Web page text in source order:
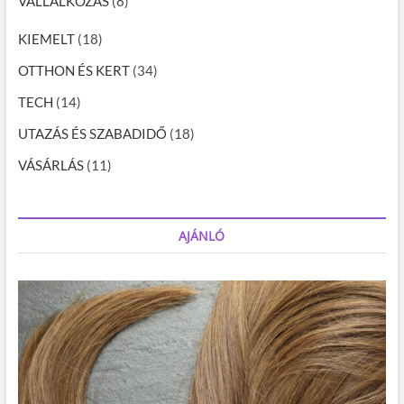
KIEMELT(18)
OTTHON ÉS KERT(34)
TECH (14)
UTAZÁS ÉS SZABADIDŐ (18)
VÁSÁRLÁS(11)
AJÁNLÓ